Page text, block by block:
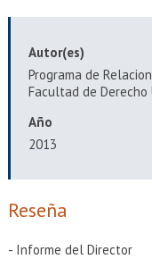
Autor(es)
Programa de
Facultad de Derecho
Año
2013
Reseña
- Informe del Director